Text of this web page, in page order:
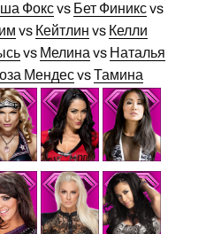
Фоксvs Бет Финиксvs
vs Кейтлин vs Келли
vs Мелина vs Наталья
МендесvsТамина